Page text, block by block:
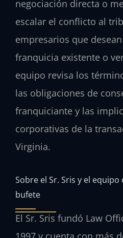
negociación directa o
escalar el conflicto al
empresarios que
franquicia existente o
equipo revisa los
las obligaciones de
franquiciante y las
corporativas de la
Virginia.
Sobre el Sr. Sris y el equipo
bufete
El Sr. Sris fundó Law